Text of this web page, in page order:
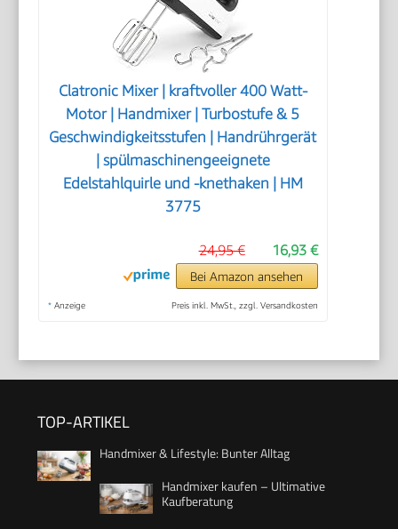
Clatronic Mixer | kraftvoller 400 Watt-
Motor | Handmixer | Turbostufe & 5
Geschwindigkeitsstufen | Handrührgerät
| spülmaschinengeeignete
Edelstahlquirle und -knethaken | HM
3775
16,93 €
24,95 €
Bei Amazon ansehen
* Anzeige Preis inkl. MwSt., zzgl. Versandkosten
TOP-ARTIKEL
Handmixer & Lifestyle: Bunter Alltag
Handmixer kaufen – Ultimative
Kaufberatung